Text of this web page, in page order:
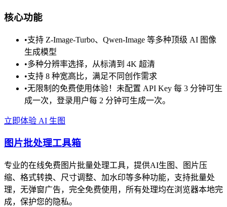
核心功能
•支持 Z-Image-Turbo、Qwen-Image 等多种顶级 AI 图像
生成模型
•多种分辨率选择，从标清到 4K 超清
•支持 8 种宽高比，满足不同创作需求
•无限制的免费使用体验！未配置 API Key 每 3 分钟可生
成一次，登录用户每 2 分钟可生成一次。
立即体验 AI 生图
图片批处理工具箱
专业的在线免费图片批量处理工具，提供AI生图、图片压
缩、格式转换、尺寸调整、加水印等多种功能，支持批量处
理，无弹窗广告，完全免费使用，所有处理均在浏览器本地完
成，保护您的隐私。